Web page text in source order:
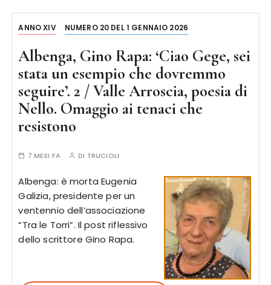
ANNO XIV NUMERO 20 DEL 1 GENNAIO 2026
Albenga, Gino Rapa: ‘Ciao Gege, sei
stata un esempio che dovremmo
seguire’. 2 / Valle Arroscia, poesia di
Nello. Omaggio ai tenaci che
resistono
7 MESI FA DI TRUCIOLI
Albenga: è morta Eugenia
Galizia, presidente per un
ventennio dell’associazione
“Tra le Torri”. Il post riflessivo
dello scrittore Gino Rapa.